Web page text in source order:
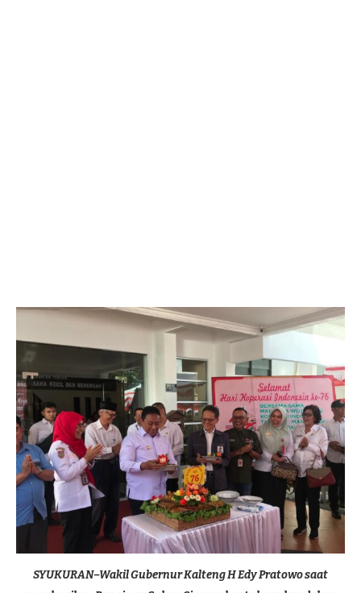
SYUKURAN–Wakil Gubernur Kalteng H Edy Pratowo saat